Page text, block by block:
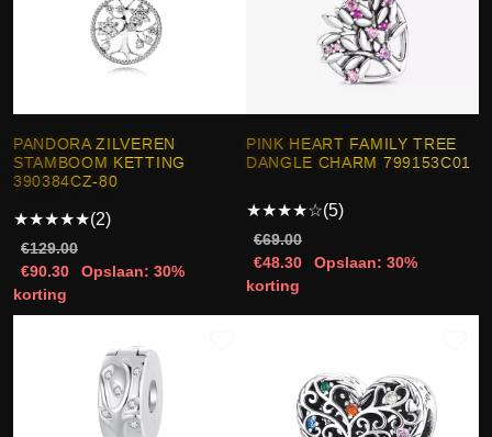
PANDORA ZILVEREN
STAMBOOM KETTING
390384CZ-80
★★★★★(2)
€129.00
€90.30
Opslaan: 30%
korting
PINK HEART FAMILY TREE
DANGLE CHARM 799153C01
★★★★☆(5)
€69.00
€48.30
Opslaan: 30%
korting